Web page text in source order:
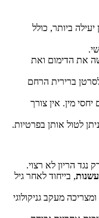
ביותר, כולל
את הדימום ואת
ברירית הרחם
מין. אין צורך
לטול אותן בפרטיות.
נגד הריון לא רצוי.
, בייחוד לאחר גיל
מעקב גניקולוגי